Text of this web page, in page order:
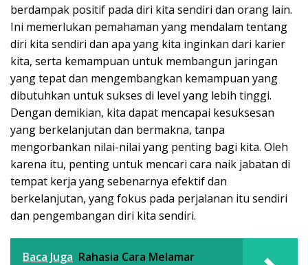
berdampak positif pada diri kita sendiri dan orang lain.
Ini memerlukan pemahaman yang mendalam tentang
diri kita sendiri dan apa yang kita inginkan dari karier
kita, serta kemampuan untuk membangun jaringan
yang tepat dan mengembangkan kemampuan yang
dibutuhkan untuk sukses di level yang lebih tinggi.
Dengan demikian, kita dapat mencapai kesuksesan
yang berkelanjutan dan bermakna, tanpa
mengorbankan nilai-nilai yang penting bagi kita. Oleh
karena itu, penting untuk mencari cara naik jabatan di
tempat kerja yang sebenarnya efektif dan
berkelanjutan, yang fokus pada perjalanan itu sendiri
dan pengembangan diri kita sendiri.
Baca Juga Rahasia Cara Melamar